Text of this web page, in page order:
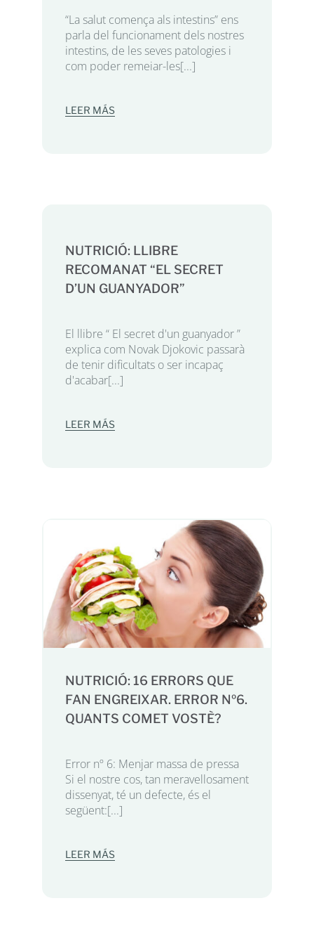
“La salut comença als intestins” ens
parla del funcionament dels nostres
intestins, de les seves patologies i
com poder remeiar-les[...]
LEER MÁS
NUTRICIÓ: LLIBRE
RECOMANAT “EL SECRET
D’UN GUANYADOR”
El llibre “ El secret d'un guanyador ”
explica com Novak Djokovic passarà
de tenir dificultats o ser incapaç
d'acabar[...]
LEER MÁS
NUTRICIÓ: 16 ERRORS QUE
FAN ENGREIXAR. ERROR Nº6.
QUANTS COMET VOSTÈ?
Error nº 6: Menjar massa de pressa
Si el nostre cos, tan meravellosament
dissenyat, té un defecte, és el
següent:[...]
LEER MÁS